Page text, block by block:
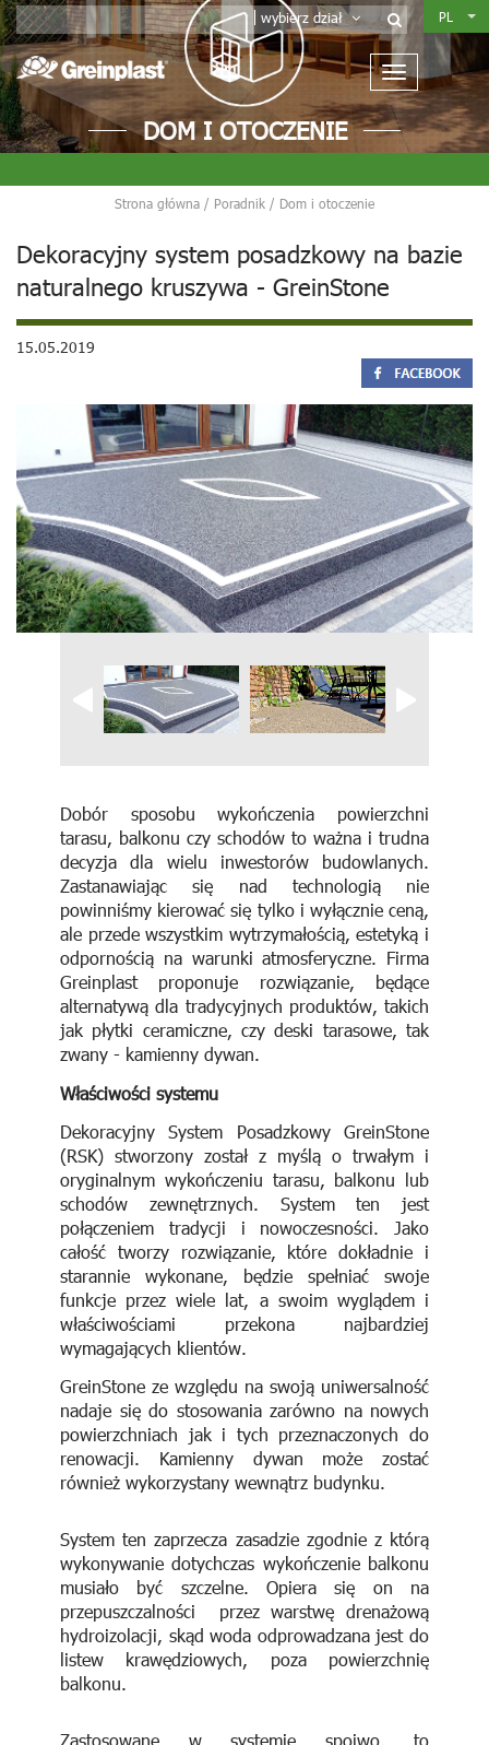
wybierz dział PL
DOM I OTOCZENIE
Strona główna / Poradnik / Dom i otoczenie
Dekoracyjny system posadzkowy na bazie
naturalnego kruszywa - GreinStone
15.05.2019
Dobór sposobu wykończenia powierzchni
tarasu, balkonu czy schodów to ważna i trudna
decyzja dla wielu inwestorów budowlanych.
Zastanawiając się nad technologią nie
powinniśmy kierować się tylko i wyłącznie ceną,
ale przede wszystkim wytrzymałością, estetyką i
odpornością na warunki atmosferyczne. Firma
Greinplast proponuje rozwiązanie, będące
alternatywą dla tradycyjnych produktów, takich
jak płytki ceramiczne, czy deski tarasowe, tak
zwany - kamienny dywan.
Właściwości systemu
Dekoracyjny System Posadzkowy GreinStone
(RSK) stworzony został z myślą o trwałym i
oryginalnym wykończeniu tarasu, balkonu lub
schodów zewnętrznych. System ten jest
połączeniem tradycji i nowoczesności. Jako
całość tworzy rozwiązanie, które dokładnie i
starannie wykonane, będzie spełniać swoje
funkcje przez wiele lat, a swoim wyglądem i
właściwościami przekona najbardziej
wymagających klientów.
GreinStone ze względu na swoją uniwersalność
nadaje się do stosowania zarówno na nowych
powierzchniach jak i tych przeznaczonych do
renowacji. Kamienny dywan może zostać
również wykorzystany wewnątrz budynku.
System ten zaprzecza zasadzie zgodnie z którą
wykonywanie dotychczas wykończenie balkonu
musiało być szczelne. Opiera się on na
przepuszczalności przez warstwę drenażową
hydroizolacji, skąd woda odprowadzana jest do
listew krawędziowych, poza powierzchnię
balkonu.